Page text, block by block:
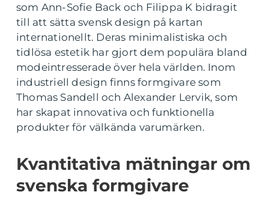
som Ann-Sofie Back och Filippa K bidragit
till att sätta svensk design på kartan
internationellt. Deras minimalistiska och
tidlösa estetik har gjort dem populära bland
modeintresserade över hela världen. Inom
industriell design finns formgivare som
Thomas Sandell och Alexander Lervik, som
har skapat innovativa och funktionella
produkter för välkända varumärken.
Kvantitativa mätningar om
svenska formgivare